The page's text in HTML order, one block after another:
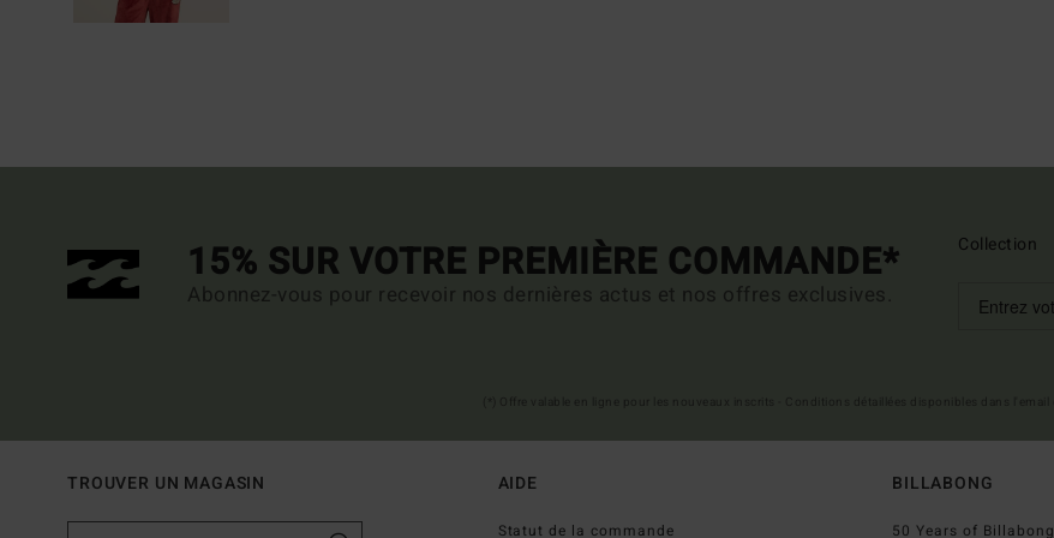
15% SUR VOTRE PREMIÈRE COMMANDE*
Abonnez-vous pour recevoir nos dernières actus et nos offres exclusives.
Collection
TROUVER UN MAGASIN AIDE
Statut de la commande
BILLABONG
50 Years of Billabong